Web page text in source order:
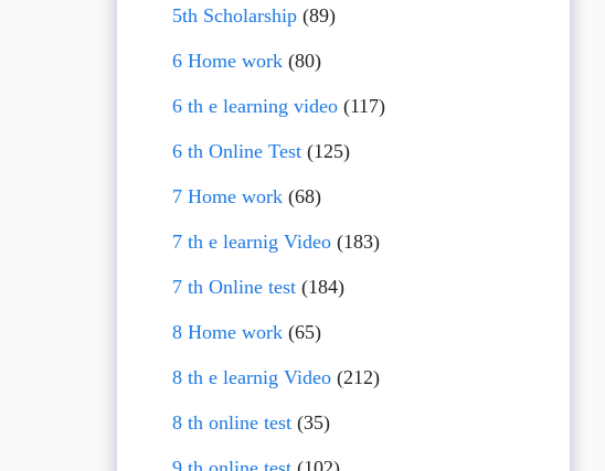
5th Scholarship(89)
6 Home work(80)
6 th e learning video(117)
6 th Online Test(125)
7 Home work(68)
7 th e learnig Video(183)
7 th Online test(184)
8 Home work(65)
8 th e learnig Video(212)
8 th online test(35)